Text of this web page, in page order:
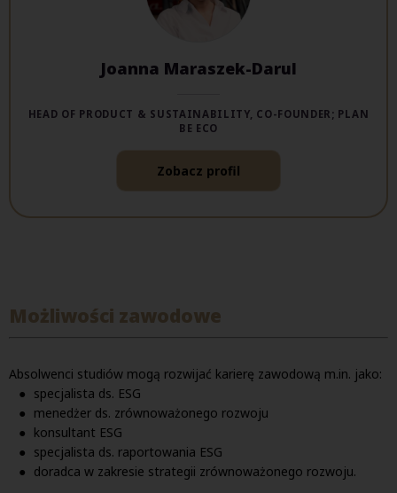
Joanna Maraszek-Darul
HEAD OF PRODUCT & SUSTAINABILITY, CO-FOUNDER; PLAN
BE ECO
Zobacz profil
Możliwości zawodowe
Absolwenci studiów mogą rozwijać karierę zawodową m.in. jako:
specjalista ds. ESG
menedżer ds. zrównoważonego rozwoju
konsultant ESG
specjalista ds. raportowania ESG
doradca w zakresie strategii zrównoważonego rozwoju.